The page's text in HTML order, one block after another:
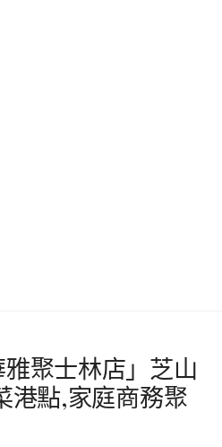
聚士林店」芝山
港點,家庭商務聚